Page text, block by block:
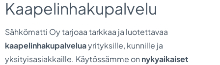
Kaapelinhakupalvelu
Sähkömatti Oy tarjoaa tarkkaa ja luotettavaa
kaapelinhakupalveluayrityksille, kunnille ja
yksityisasiakkaille. Käytössämme on nykyaikaiset